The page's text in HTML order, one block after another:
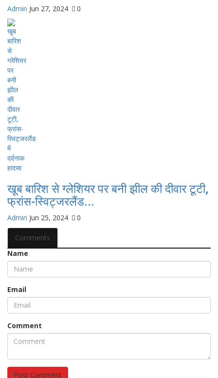
Admin Jun 27, 2024 0
खूब बारिश से ग्लेशियर पर बनी झील की दीवार टूटी,
फ्रांस-स्विट्जरलैंड...
Admin Jun 25, 2024 0
Comments
Name
Email
Comment
Post Comment